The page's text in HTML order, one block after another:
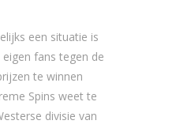
een situatie is
fans tegen de
te winnen
Spins weet te
divisie van